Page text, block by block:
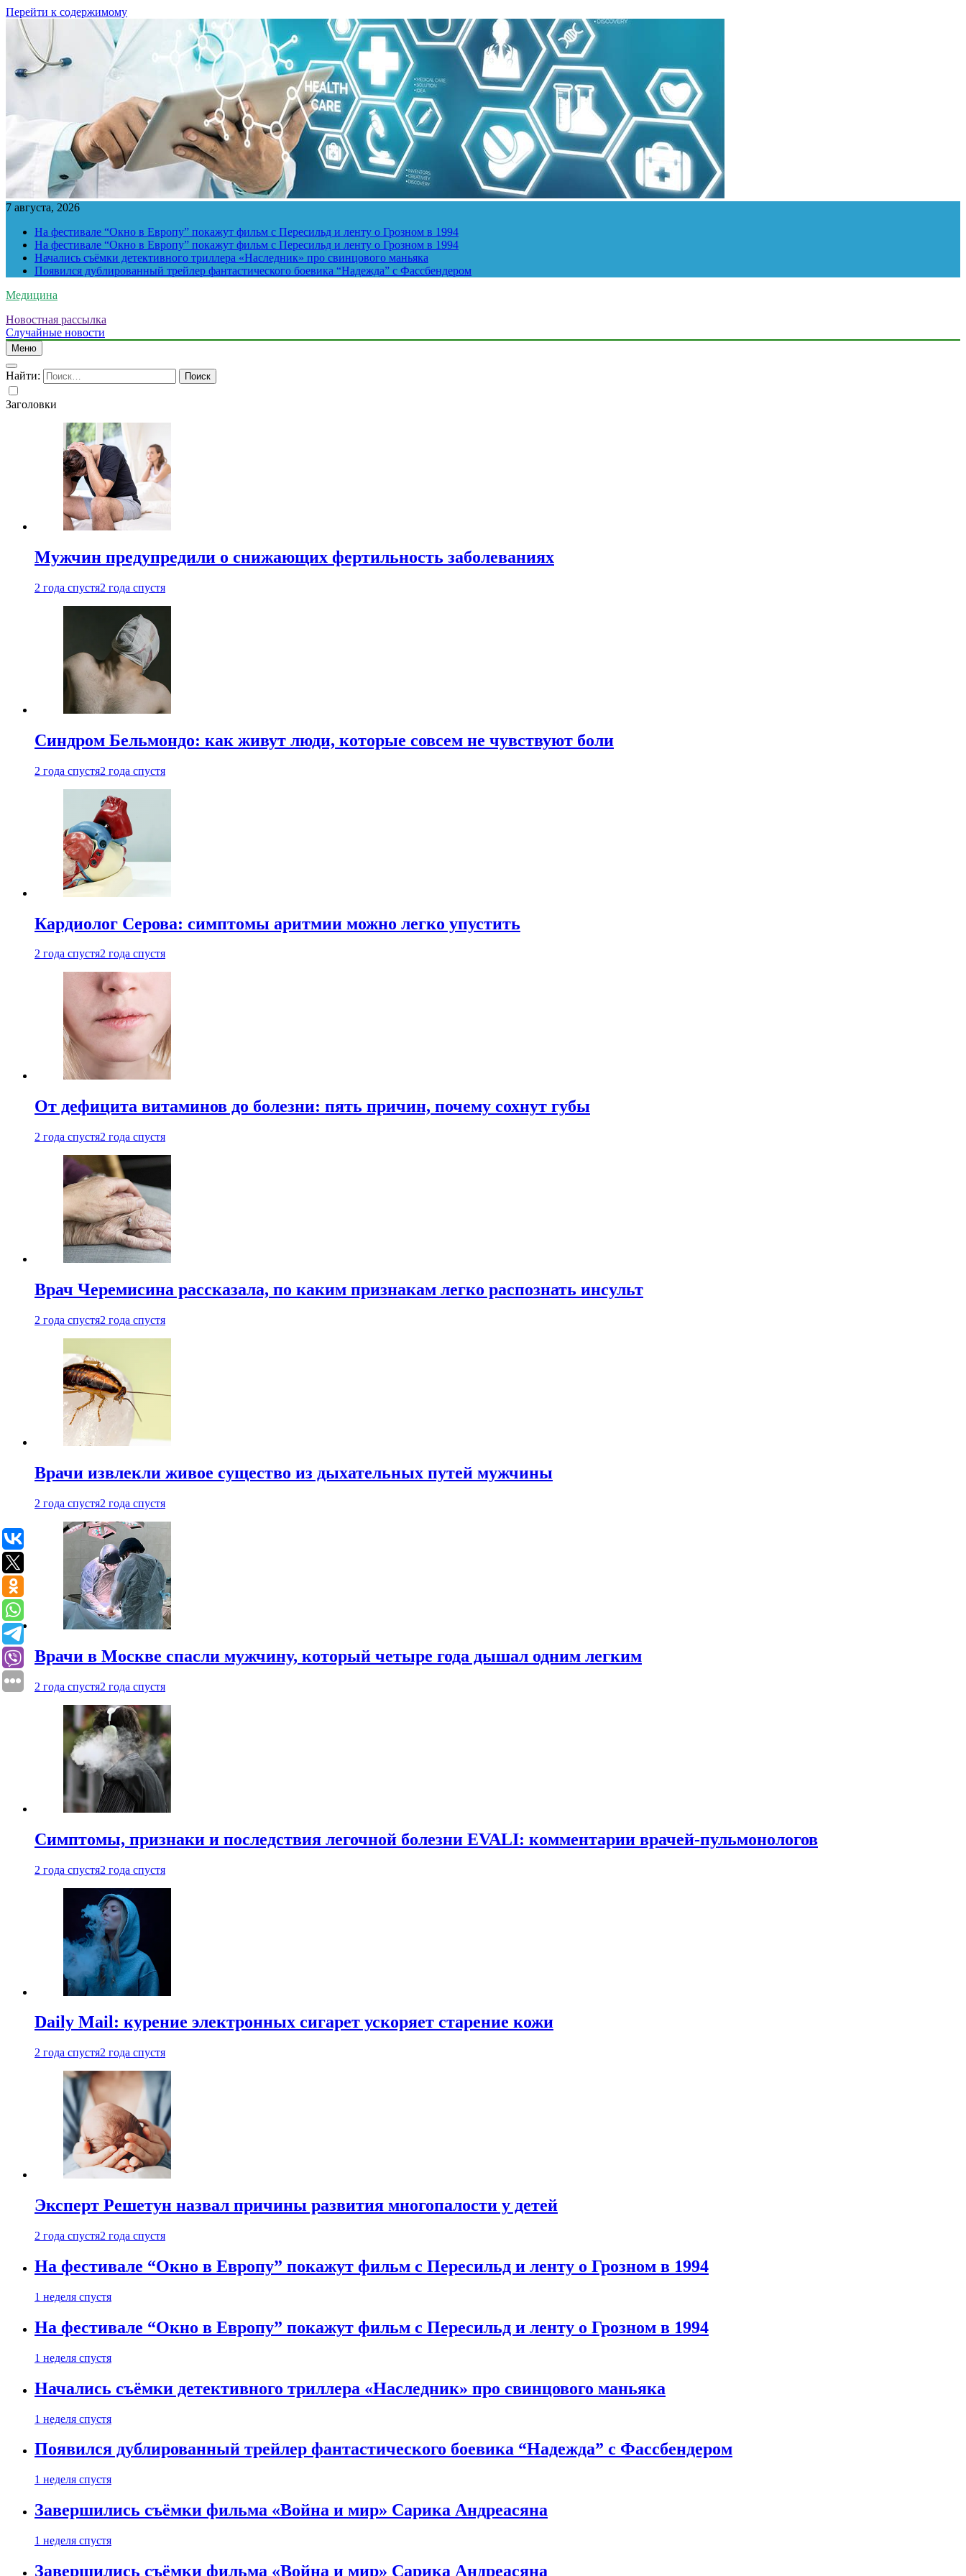
Перейти к содержимому
7 августа, 2026
На фестивале “Окно в Европу” покажут фильм с Пересильд и ленту о Грозном в 1994
На фестивале “Окно в Европу” покажут фильм с Пересильд и ленту о Грозном в 1994
Начались съёмки детективного триллера «Наследник» про свинцового маньяка
Появился дублированный трейлер фантастического боевика “Надежда” с Фассбендером
Медицина
Новостная рассылка
Случайные новости
Меню
Найти:
Заголовки
Мужчин предупредили о снижающих фертильность заболеваниях
2 года спустя2 года спустя
Синдром Бельмондо: как живут люди, которые совсем не чувствуют боли
2 года спустя2 года спустя
Кардиолог Серова: симптомы аритмии можно легко упустить
2 года спустя2 года спустя
От дефицита витаминов до болезни: пять причин, почему сохнут губы
2 года спустя2 года спустя
Врач Черемисина рассказала, по каким признакам легко распознать инсульт
2 года спустя2 года спустя
Врачи извлекли живое существо из дыхательных путей мужчины
2 года спустя2 года спустя
Врачи в Москве спасли мужчину, который четыре года дышал одним легким
2 года спустя2 года спустя
Симптомы, признаки и последствия легочной болезни EVALI: комментарии врачей-пульмонологов
2 года спустя2 года спустя
Daily Mail: курение электронных сигарет ускоряет старение кожи
2 года спустя2 года спустя
Эксперт Решетун назвал причины развития многопалости у детей
2 года спустя2 года спустя
На фестивале “Окно в Европу” покажут фильм с Пересильд и ленту о Грозном в 1994
1 неделя спустя
На фестивале “Окно в Европу” покажут фильм с Пересильд и ленту о Грозном в 1994
1 неделя спустя
Начались съёмки детективного триллера «Наследник» про свинцового маньяка
1 неделя спустя
Появился дублированный трейлер фантастического боевика “Надежда” с Фассбендером
1 неделя спустя
Завершились съёмки фильма «Война и мир» Сарика Андреасяна
1 неделя спустя
Завершились съёмки фильма «Война и мир» Сарика Андреасяна